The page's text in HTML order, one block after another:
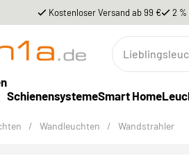
Kostenloser Versand ab 99 € 2
SchienensystemeSmart Home
/ Wandleuchten / Wandstrahler